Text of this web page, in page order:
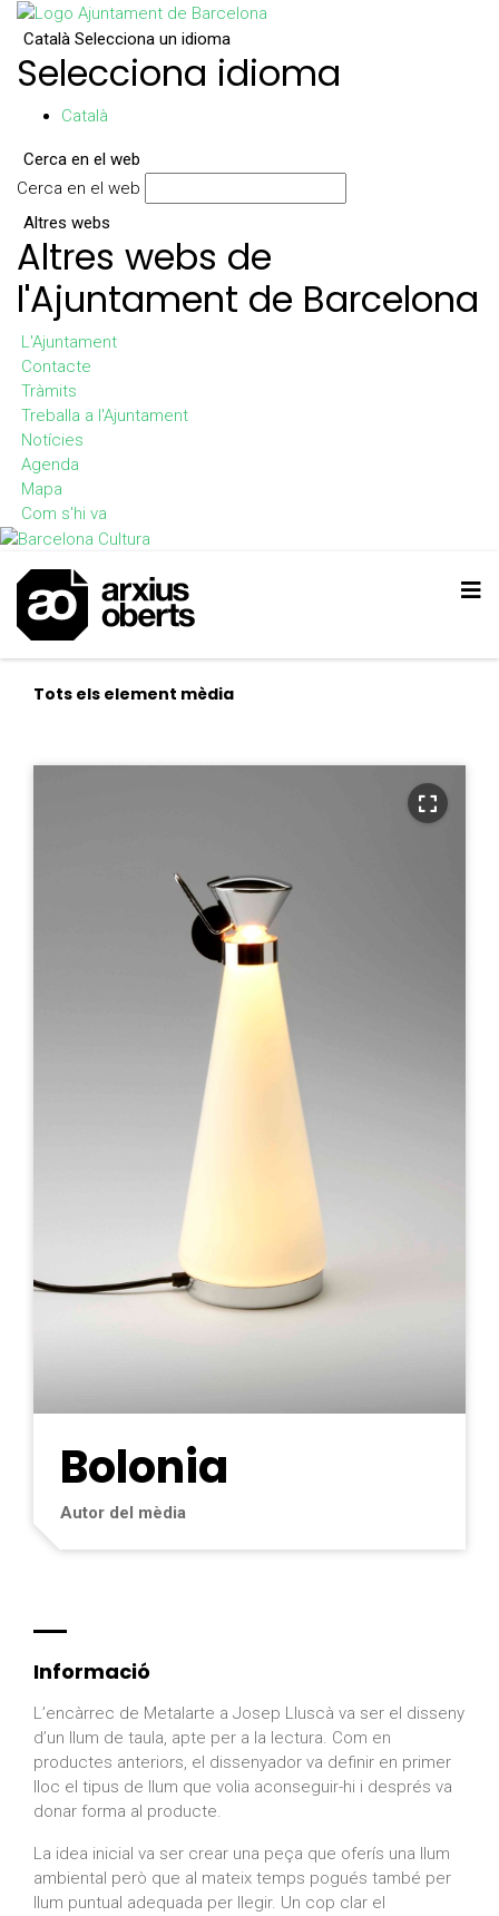
Català Selecciona un idioma
Selecciona idioma
Català
Cerca en el web
Cerca en el web
Altres webs
Altres webs de
l'Ajuntament de Barcelona
L'Ajuntament
Contacte
Tràmits
Treballa a l'Ajuntament
Notícies
Agenda
Mapa
Com s'hi va
Tots els element mèdia
Bolonia
Autor del mèdia
Informació
L’encàrrec de Metalarte a Josep Lluscà va ser el disseny
d’un llum de taula, apte per a la lectura. Com en
productes anteriors, el dissenyador va definir en primer
lloc el tipus de llum que volia aconseguir-hi i després va
donar forma al producte.
La idea inicial va ser crear una peça que oferís una llum
ambiental però que al mateix temps pogués també per
llum puntual adequada per llegir. Un cop clar el